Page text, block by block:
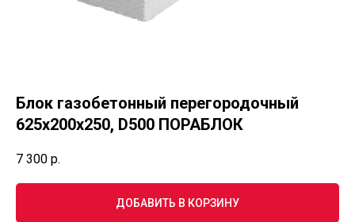
Блок газобетонный перегородочный
625x200x250, D500 ПОРАБЛОК
7 300 р.
ДОБАВИТЬ В КОРЗИНУ